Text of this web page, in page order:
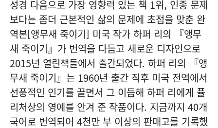
성경 다음으로 가장 영향력 있는 책 1위, 인종 문제
보다는 좀더 근본적인 삶의 문제에 초점을 맞춘 완
역본[앵무새 죽이기] 미국 작가 하퍼 리의 『앵무
새 죽이기』가 번역을 다듬고 새로운 디자인으로
2015년 열린책들에서 출간되었다. 하퍼 리의 『앵
무새 죽이기』는 1960년 출간 직후 미국 전역에서
선풍적인 인기를 끌면서 그 이듬해 하퍼 리에게 퓰
리처상의 영예를 안겨 준 작품이다. 지금까지 40개
국어로 번역되어 4천만 부 이상의 판매고를 기록했